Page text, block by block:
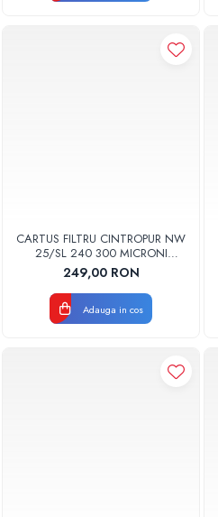
CARTUS FILTRU CINTROPUR NW
25/SL 240 300 MICRONI
MANSOANE FILTRARE SET 5BUC
249,00 RON
Adauga in cos